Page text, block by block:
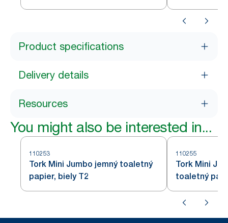
Product specifications
Delivery details
Resources
You might also be interested in...
110253
Tork Mini Jumbo jemný toaletný
papier, biely T2
110255
Tork Mini
toaletný